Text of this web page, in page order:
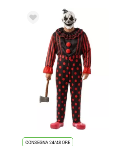
CONSEGNA 24/48 ORE